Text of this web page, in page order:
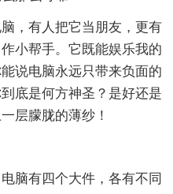
有人把它当朋友，更有
小帮手。它既能娱乐我的
说电脑永远只带来负面的
底是何方神圣？是好还是
层朦胧的薄纱！
有四个大件，各有不同